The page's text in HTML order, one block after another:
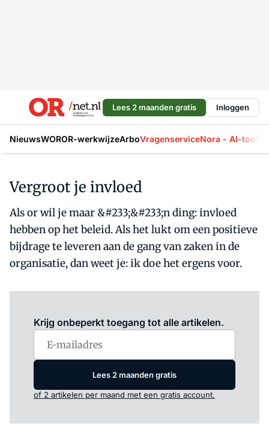
Lees 2 maanden gratis Inloggen
NieuwsWOROR-werkwijzeArboVragenserviceNora - AI-tool
Vergroot je invloed
Als or wil je maar &#233;&#233;n ding: invloed
hebben op het beleid. Als het lukt om een positieve
bijdrage te leveren aan de gang van zaken in de
organisatie, dan weet je: ik doe het ergens voor.
Krijg onbeperkt toegang tot alle artikelen.
Lees 2 maanden gratis
of 2 artikelen per maand met een gratis account.